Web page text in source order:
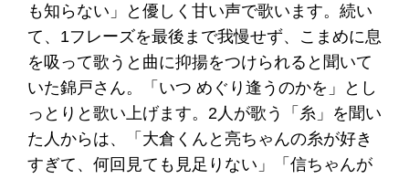
も知らない」と優しく甘い声で歌います。続い
て、1フレーズを最後まで我慢せず、こまめに息
を吸って歌うと曲に抑揚をつけられると聞いて
いた錦戸さん。「いつ めぐり逢うのかを」とし
っとりと歌い上げます。2人が歌う「糸」を聞い
た人からは、「大倉くんと亮ちゃんの糸が好き
すぎて、何回見ても見足りない」「信ちゃんが